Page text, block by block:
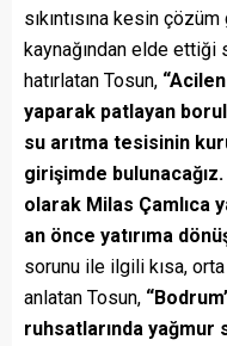
sıkıntısına kesin
kaynağından elde ettiği
hatırlatan Tosun,
yaparak patlayan
su arıtma tesisinin
girişimde
olarak Milas Çamlıca
an önce yatırıma
sorunu ile ilgili kısa,
anlatan Tosun,
ruhsatlarında yağmur